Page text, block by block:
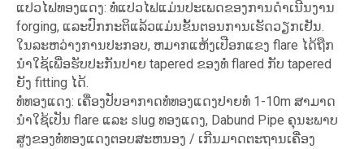
ແປວໄຟທອງແດງ: ທໍ່ແປວໄຟແມ່ນປະເພດຂອງການດໍາເນີນງານ
forging, ແລະປົກກະຕິແລ້ວແມ່ນຂັ້ນຕອນການເຮັດວຽກເຢັນ.
ໃນ​ລະ​ຫວ່າງ​ການ​ປະ​ກອບ​, ຫມາກ​ແຫ້ງ​ເປືອກ​ແຂງ flare ໄດ້​ຖືກ​
ນໍາ​ໃຊ້​ເພື່ອ​ຮັບ​ປະ​ກັນ​ປາຍ tapered ຂອງ​ທໍ່ flared ກັບ tapered
ຍັງ fitting ໄດ້​.
ທໍ່ທອງແດງ: ເຄື່ອງປັບອາກາດທໍ່ທອງແດງປາຍທໍ່ 1-10m ສາມາດ
ນໍາໃຊ້ເປັນ flare ແລະ slug ທອງແດງ, Dabund Pipe ຄຸນະພາບ
ສູງຂອງທໍ່ທອງແດງຕອບສະຫນອງ / ເກີນມາດຕະຖານເຄື່ອງ